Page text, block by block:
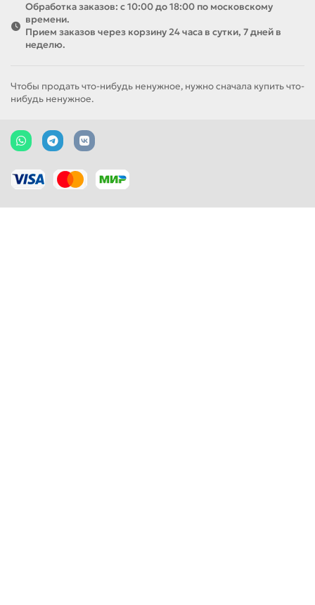
Обработка заказов: с 10:00 до 18:00 по московскому
времени.
Прием заказов через корзину 24 часа в сутки, 7 дней в
неделю.
Чтобы продать что-нибудь ненужное, нужно сначала купить что-
нибудь ненужное.